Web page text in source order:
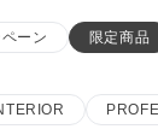
ーン 限定商品